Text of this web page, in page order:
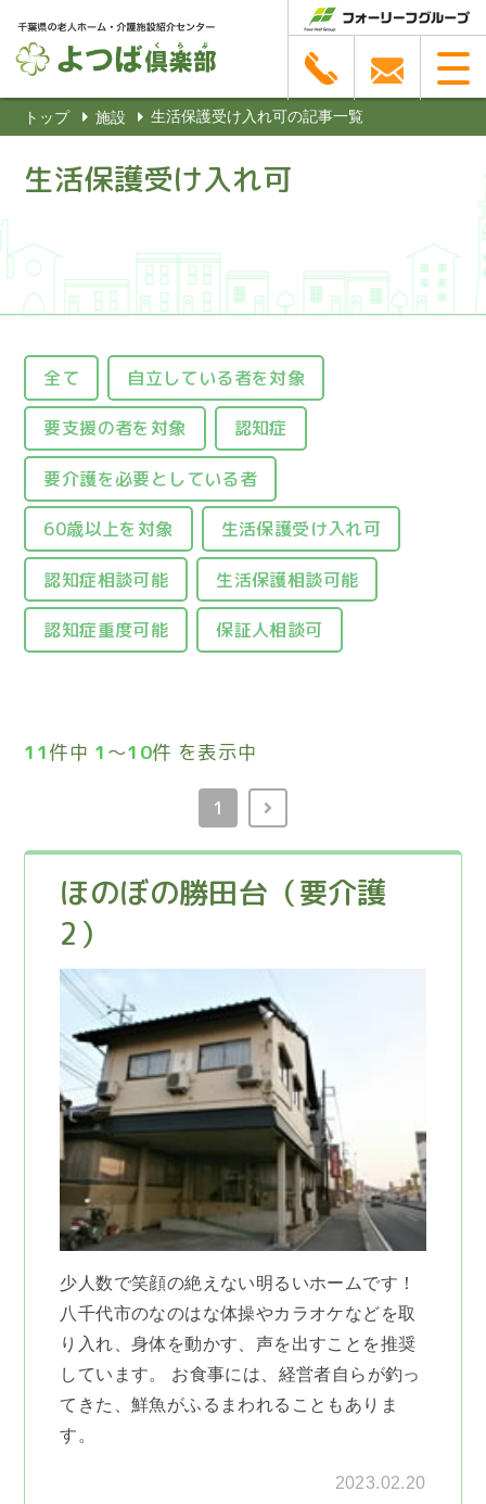
トップ 施設 生活保護受け入れ可の記事一覧
生活保護受け入れ可
全て 自立している者を対象
要支援の者を対象 認知症
要介護を必要としている者
60歳以上を対象 生活保護受け入れ可
認知症相談可能 生活保護相談可能
認知症重度可能 保証人相談可
11件中 1 ～10件 を表示中
1
ほのぼの勝田台（要介護
2）
少人数で笑顔の絶えない明るいホームです！
八千代市のなのはな体操やカラオケなどを取
り入れ、身体を動かす、声を出すことを推奨
しています。 お食事には、経営者自らが釣っ
てきた、鮮魚がふるまわれることもありま
す。
2023.02.20